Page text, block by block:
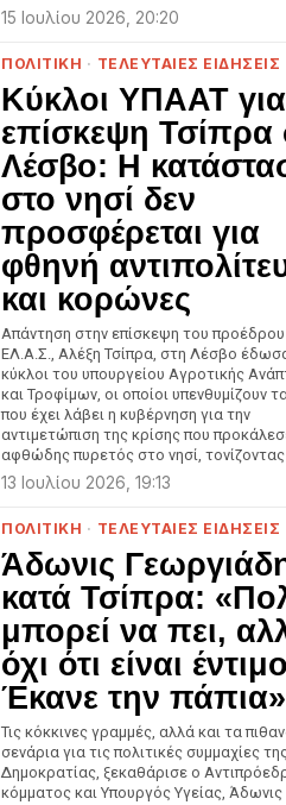
15 Ιουλίου 2026, 20:20
ΠΟΛΙΤΙΚΗ · ΤΕΛΕΥΤΑΙΕΣ ΕΙΔΗΣΕΙΣ
Κύκλοι ΥΠΑΑΤ για
επίσκεψη Τσίπρα
Λέσβο: Η
στο νησί δεν
προσφέρεται για
φθηνή
και κορώνες
Απάντηση στην επίσκεψη του
ΕΛ.Α.Σ., Αλέξη Τσίπρα, στη Λέσβο
κύκλοι του υπουργείου Αγροτικής
και Τροφίμων, οι οποίοι υπενθυμίζουν
που έχει λάβει η κυβέρνηση για την
αντιμετώπιση της κρίσης που
αφθώδης πυρετός στο νησί, τονίζοντας
13 Ιουλίου 2026, 19:13
ΠΟΛΙΤΙΚΗ · ΤΕΛΕΥΤΑΙΕΣ ΕΙΔΗΣΕΙΣ
Άδωνις
κατά Τσίπρα:
μπορεί να πει,
όχι ότι είναι
Έκανε την πάπια»
Τις κόκκινες γραμμές, αλλά και τα
σενάρια για τις πολιτικές συμμαχίες
Δημοκρατίας, ξεκαθάρισε ο
κόμματος και Υπουργός Υγείας, Άδωνις